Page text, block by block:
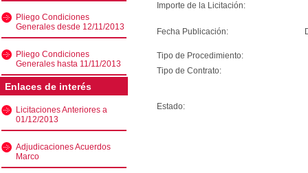
Pliego Condiciones
Generales desde 12/11/2013
Pliego Condiciones
Generales hasta 11/11/2013
Enlaces de interés
Licitaciones Anteriores a
01/12/2013
Adjudicaciones Acuerdos
Marco
Importe de la Licitación:
Fecha Publicación:
Tipo de Procedimiento:
Tipo de Contrato:
Estado: